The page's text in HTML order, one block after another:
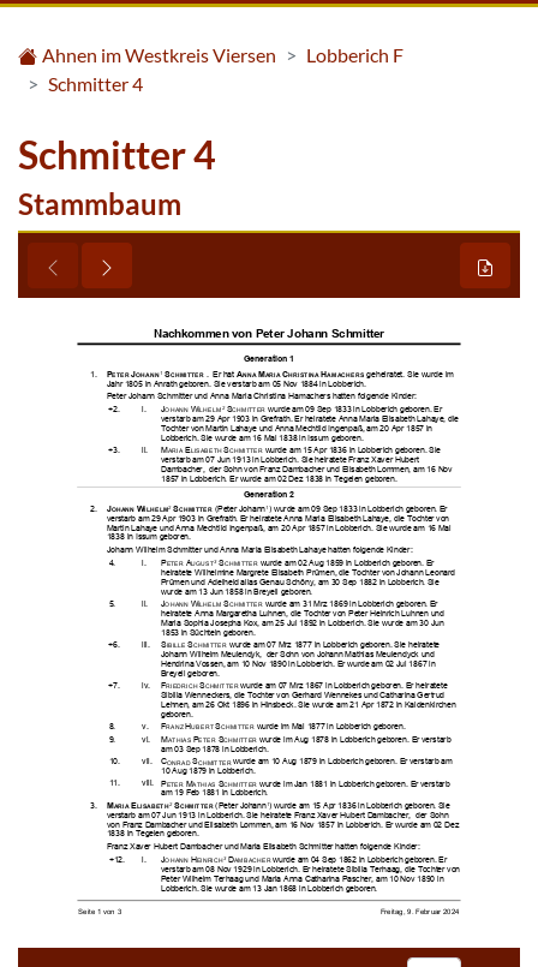
Ahnen im Westkreis Viersen
Lobberich F
Schmitter 4
Schmitter 4
Stammbaum


               


      



     






      





     




     




   




    




     

     


   



     



      





     





